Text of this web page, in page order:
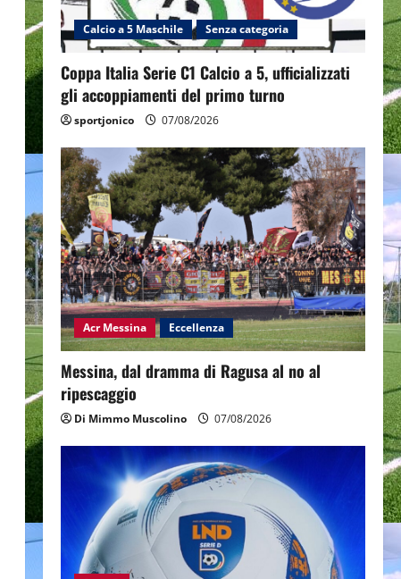
Calcio a 5 Maschile Senza categoria
Coppa Italia Serie C1 Calcio a 5, ufficializzati
gli accoppiamenti del primo turno
sportjonico 07/08/2026
Acr Messina Eccellenza
Messina, dal dramma di Ragusa al no al
ripescaggio
Di Mimmo Muscolino 07/08/2026